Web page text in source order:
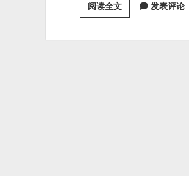
阅读全文泰
中
发表评论